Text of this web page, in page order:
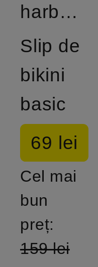
harbour
Slip de
bikini
basic
69 lei
Cel mai
bun
preț:
159 lei